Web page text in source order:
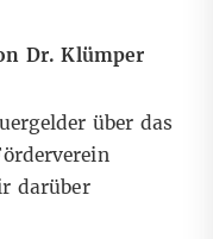
Dr. Klümper
über das
darüber